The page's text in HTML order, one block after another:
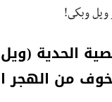
ويل وبكى!
الحدية
من الهجر